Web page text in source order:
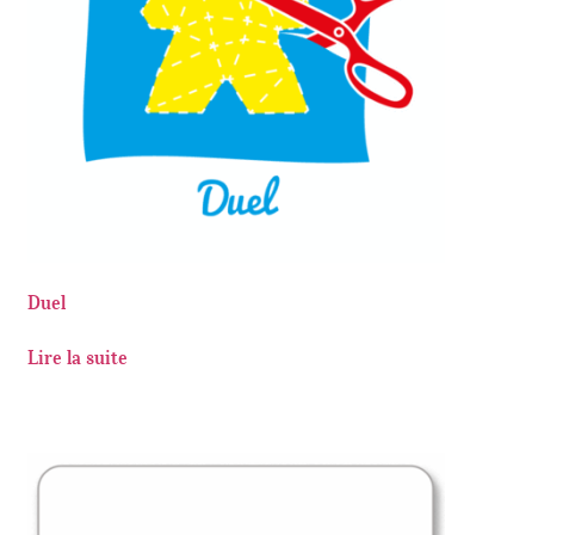
Duel
Lire la suite